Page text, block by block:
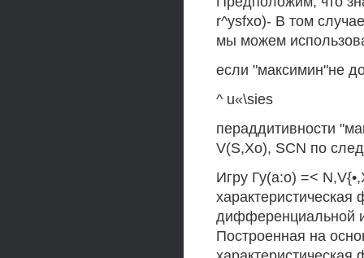
r^ysfxo)- В том
мы можем
если "максимин"не
^ u«\sies
пераддитивности
V(S,Xo), SCN по
Игру Гу(а:о) =<
дифференциальной
Построенная на